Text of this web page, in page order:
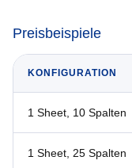
Preisbeispiele
KONFIGURATION
1 Sheet, 10 Spalten
1 Sheet, 25 Spalten